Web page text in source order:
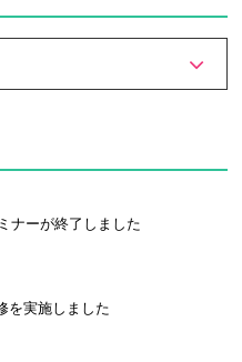
ナーが終了しました
を実施しました